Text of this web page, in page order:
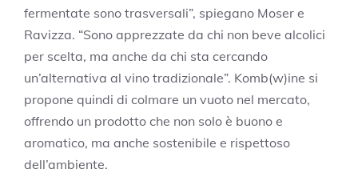
fermentate sono trasversali”, spiegano Moser e
Ravizza. “Sono apprezzate da chi non beve alcolici
per scelta, ma anche da chi sta cercando
un’alternativa al vino tradizionale”. Komb(w)ine si
propone quindi di colmare un vuoto nel mercato,
offrendo un prodotto che non solo è buono e
aromatico, ma anche sostenibile e rispettoso
dell’ambiente.